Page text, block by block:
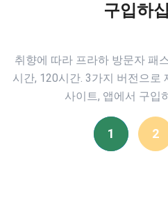
구입하
취향에 따라 프라하 방문자 패
시간, 120시간. 3가지 버전으로
사이트, 앱에서 구입
1 2